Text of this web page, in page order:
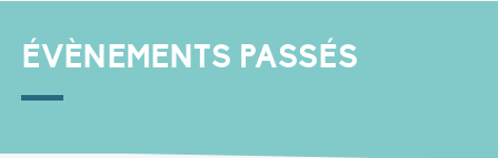
ÉVÈNEMENTS PASSÉS